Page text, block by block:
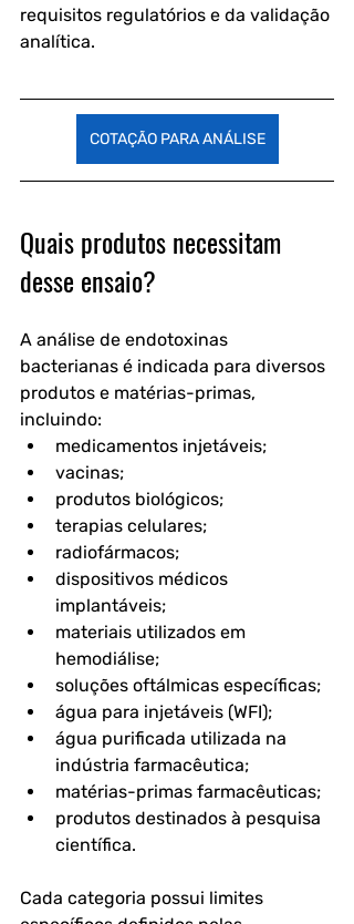
requisitos regulatórios e da validação
analítica.
COTAÇÃO PARA ANÁLISE
Quais produtos necessitam
desse ensaio?
A análise de endotoxinas
bacterianas é indicada para diversos
produtos e matérias-primas,
incluindo:
medicamentos injetáveis;
vacinas;
produtos biológicos;
terapias celulares;
radiofármacos;
dispositivos médicos
implantáveis;
materiais utilizados em
hemodiálise;
soluções oftálmicas específicas;
água para injetáveis (WFI);
água purificada utilizada na
indústria farmacêutica;
matérias-primas farmacêuticas;
produtos destinados à pesquisa
científica.
Cada categoria possui limites